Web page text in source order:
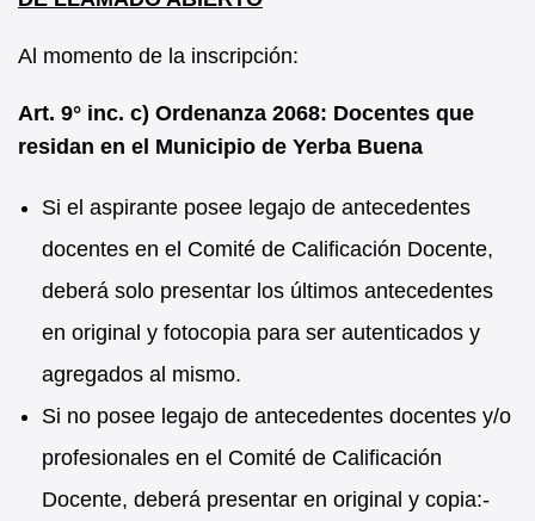
Al momento de la inscripción:
Art. 9° inc. c) Ordenanza 2068: Docentes que
residan en el Municipio de Yerba Buena
Si el aspirante posee legajo de antecedentes
docentes en el Comité de Calificación Docente,
deberá solo presentar los últimos antecedentes
en original y fotocopia para ser autenticados y
agregados al mismo.
Si no posee legajo de antecedentes docentes y/o
profesionales en el Comité de Calificación
Docente, deberá presentar en original y copia:-